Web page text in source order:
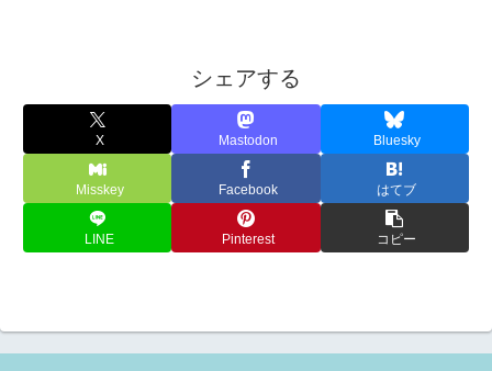
シェアする
X Mastodon Bluesky
Misskey Facebook はてブ
LINE Pinterest コピー